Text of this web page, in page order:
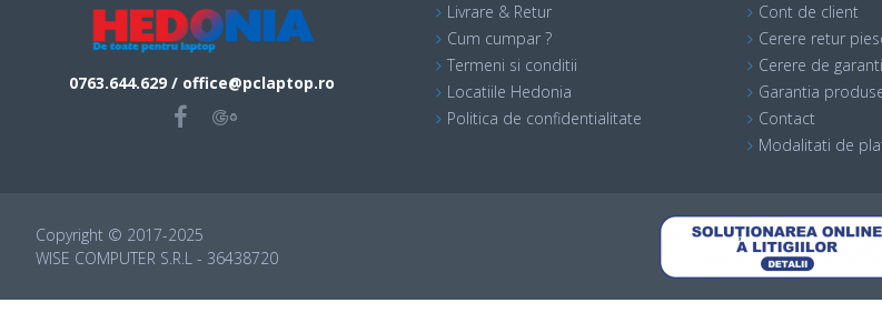
0763.644.629 / office@pclaptop.ro
Livrare & Retur
Cum cumpar ?
Termeni si conditii
Locatiile Hedonia
Politica de confidentialitate
Cont de client
Cerere retur
Cerere de
Garantia
Contact
Modalitati de
Copyright © 2017-2025
WISE COMPUTER S.R.L - 36438720